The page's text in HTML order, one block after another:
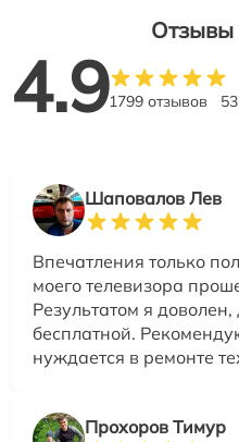
Отзывы
4.91799 отзывов
Шаповалов Лев
Впечатления только
моего телевизора
Результатом я
бесплатной.
нуждается в ремонте
Прохоров Тимур